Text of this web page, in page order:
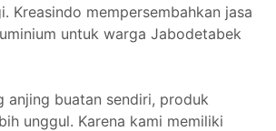
Kreasindo mempersembahkan jasa
untuk warga Jabodetabek
anjing buatan sendiri, produk
unggul. Karena kami memiliki